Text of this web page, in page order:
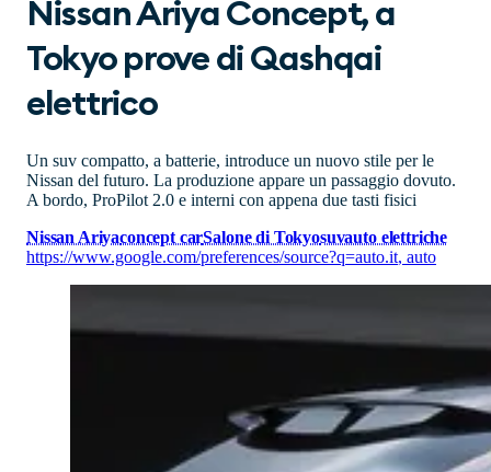
Nissan Ariya Concept, a
Tokyo prove di Qashqai
elettrico
Un suv compatto, a batterie, introduce un nuovo stile per le
Nissan del futuro. La produzione appare un passaggio dovuto.
A bordo, ProPilot 2.0 e interni con appena due tasti fisici
Nissan Ariyaconcept carSalone di Tokyosuvauto elettriche
https://www.google.com/preferences/source?q=auto.it, auto